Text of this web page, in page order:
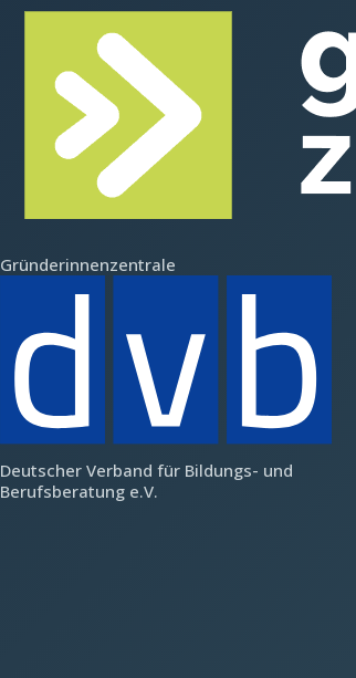
Gründerinnenzentrale
Deutscher Verband für Bildungs- und
Berufsberatung e.V.